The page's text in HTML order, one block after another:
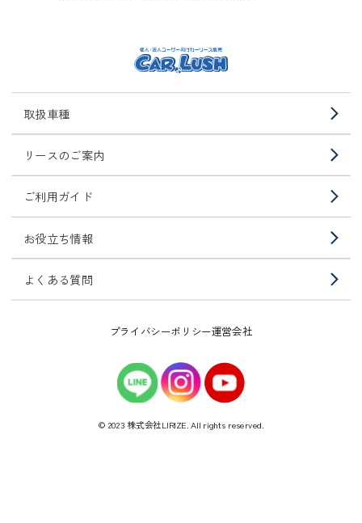
取扱車種
リースのご案内
ご利用ガイド
お役立ち情報
よくある質問
プライバシーポリシー運営会社
© 2023 株式会社LIRIZE. All rights reserved.